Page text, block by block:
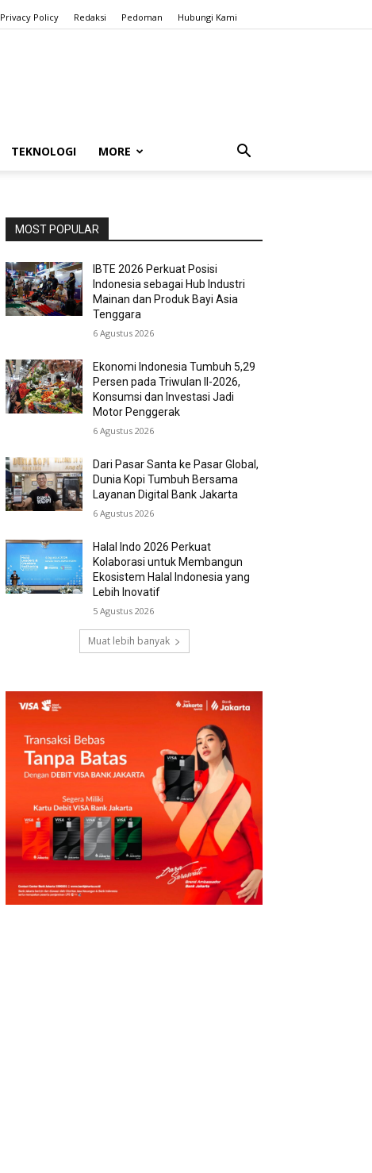
Privacy Policy Redaksi Pedoman Hubungi Kami
TEKNOLOGI MORE
MOST POPULAR
IBTE 2026 Perkuat Posisi
Indonesia sebagai Hub Industri
Mainan dan Produk Bayi Asia
Tenggara
6 Agustus 2026
Ekonomi Indonesia Tumbuh 5,29
Persen pada Triwulan II-2026,
Konsumsi dan Investasi Jadi
Motor Penggerak
6 Agustus 2026
Dari Pasar Santa ke Pasar Global,
Dunia Kopi Tumbuh Bersama
Layanan Digital Bank Jakarta
6 Agustus 2026
Halal Indo 2026 Perkuat
Kolaborasi untuk Membangun
Ekosistem Halal Indonesia yang
Lebih Inovatif
5 Agustus 2026
Muat lebih banyak